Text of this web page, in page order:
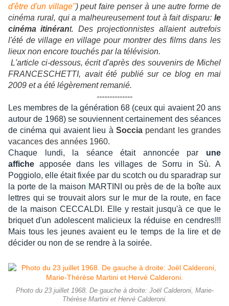
d'être d'un village") peut faire penser à une autre forme de
cinéma rural, qui a malheureusement tout à fait disparu: le
cinéma itinérant. Des projectionnistes allaient autrefois
l'été de village en village pour montrer des films dans les
lieux non encore touchés par la télévision.
L'article ci-dessous, écrit d'après des souvenirs de Michel
FRANCESCHETTI, avait été publié sur ce blog en mai
2009 et a été légèrement remanié.
--------------
Les membres de la génération 68 (ceux qui avaient 20 ans
autour de 1968) se souviennent certainement des séances
de cinéma qui avaient lieu àSoccia pendant les grandes
vacances des années 1960.
Chaque lundi, la séance était annoncée par une
affiche apposée dans les villages de Sorru in Sù. A
Poggiolo, elle était fixée par du scotch ou du sparadrap sur
la porte de la maison MARTINI ou près dede la boîte aux
lettres qui se trouvait alors sur le mur de la route, en face
de la maison CECCALDI. Elle y restait jusqu'à ce que le
briquet d'un adolescent malicieux la réduise en cendres!!!
Mais tous les jeunes avaient eu le temps de la lire et de
décider ou non de se rendre à la soirée.
Photo du 23 juillet 1968. De gauche à droite: Joël Calderoni, Marie-
Thérèse Martini et Hervé Calderoni.